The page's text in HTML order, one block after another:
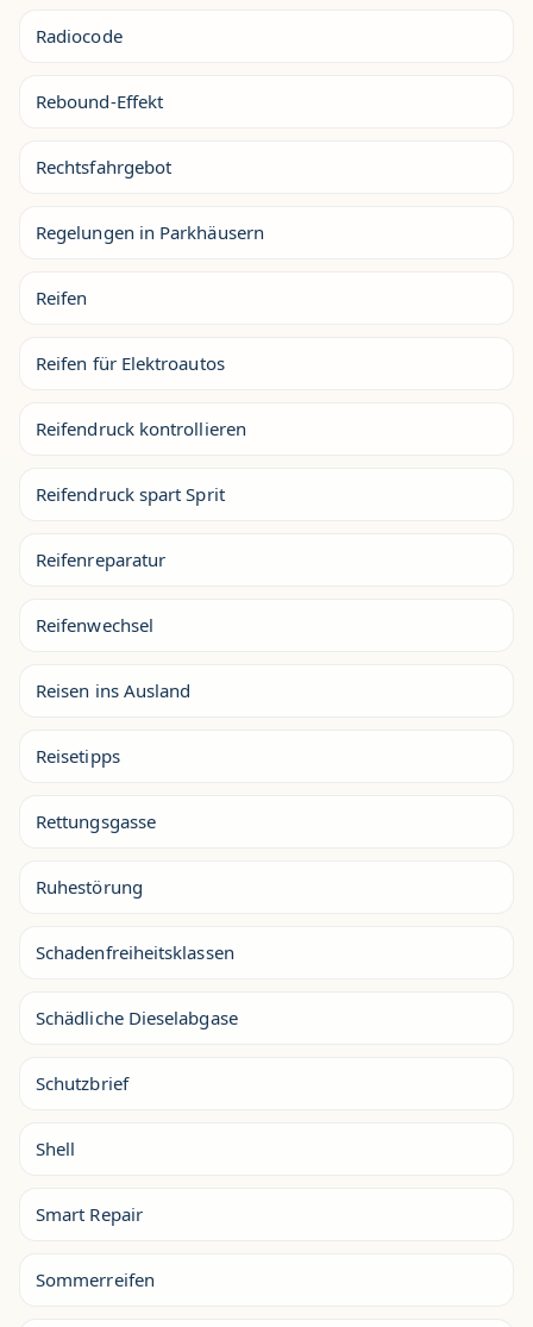
Radiocode
Rebound-Effekt
Rechtsfahrgebot
Regelungen in Parkhäusern
Reifen
Reifen für Elektroautos
Reifendruck kontrollieren
Reifendruck spart Sprit
Reifenreparatur
Reifenwechsel
Reisen ins Ausland
Reisetipps
Rettungsgasse
Ruhestörung
Schadenfreiheitsklassen
Schädliche Dieselabgase
Schutzbrief
Shell
Smart Repair
Sommerreifen